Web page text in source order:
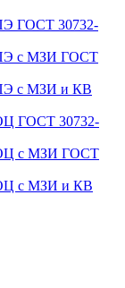
ГОСТ 30732-
ПЭ с МЗИ ГОСТ
ПЭ с МЗИ и КВ
ГОСТ 30732-
ОЦ с МЗИ ГОСТ
ОЦ с МЗИ и КВ